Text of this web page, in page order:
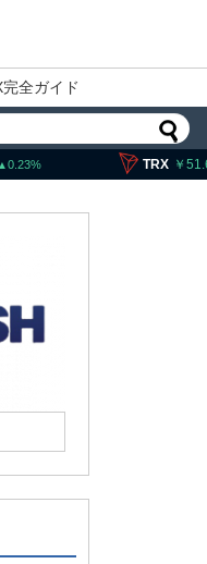
全ガイド
51.65 0.09